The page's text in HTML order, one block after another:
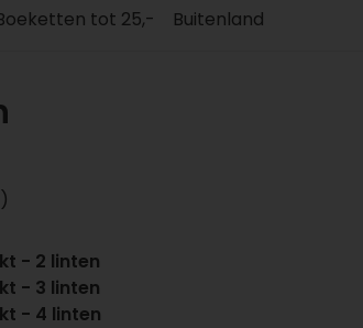
tot 25,- Buitenland
- 2 linten
- 3 linten
- 4 linten